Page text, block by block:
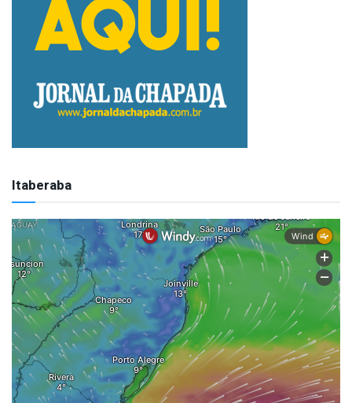
Itaberaba